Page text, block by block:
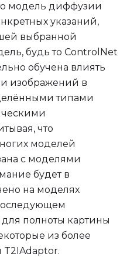
модель диффузии
указаний,
выбранной
будь то ControlNet
обучена влиять
изображений в
типами
что
моделей
с моделями
будет в
на моделях
полноты картины
из более